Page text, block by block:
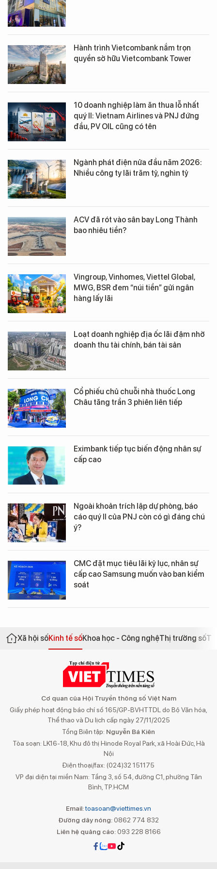
Hành trình Vietcombank nắm trọn
quyền sở hữu Vietcombank Tower
10 doanh nghiệp làm ăn thua lỗ nhất
quý II: Vietnam Airlines và PNJ đứng
đầu, PV OIL cũng có tên
Ngành phát điện nửa đầu năm 2026:
Nhiều công ty lãi trăm tỷ, nghìn tỷ
ACV đã rót vào sân bay Long Thành
bao nhiêu tiền?
Vingroup, Vinhomes, Viettel Global,
MWG, BSR đem “núi tiền” gửi ngân
hàng lấy lãi
Loạt doanh nghiệp địa ốc lãi đậm nhờ
doanh thu tài chính, bán tài sản
Cổ phiếu chủ chuỗi nhà thuốc Long
Châu tăng trần 3 phiên liên tiếp
Eximbank tiếp tục biến động nhân sự
cấp cao
Ngoài khoản trích lập dự phòng, báo
cáo quý II của PNJ còn có gì đáng chú
ý?
CMC đặt mục tiêu lãi kỷ lục, nhân sự
cấp cao Samsung muốn vào ban kiểm
soát
Xã hội sốKinh tế sốKhoa học - Công nghệThị trường số
Cơ quan của Hội Truyền thông số Việt Nam
Giấy phép hoạt động báo chí số 165/GP-BVHTTDL do Bộ Văn hóa,
Thể thao và Du lịch cấp ngày 27/11/2025
Tổng Biên tập: Nguyễn Bá Kiên
Tòa soạn: LK16-18, Khu đô thị Hinode Royal Park, xã Hoài Đức, Hà
Nội
Điện thoại/fax: (024)32 151175
VP đại diện tại miền Nam: Tầng 3, số 54, đường C1, phường Tân
Bình, TP.HCM
Email:toasoan@viettimes.vn
Đường dây nóng: 0862 774 832
Liên hệ quảng cáo:093 228 8166